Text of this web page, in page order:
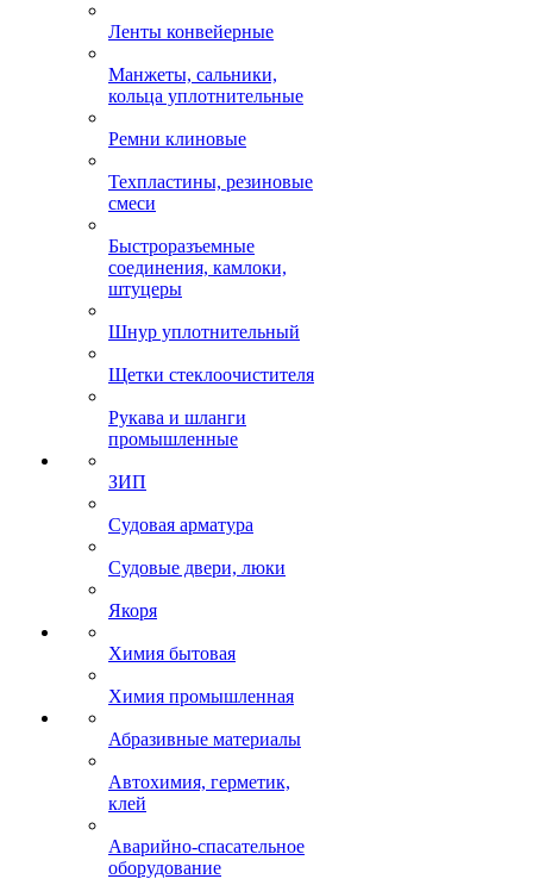
Ленты конвейерные
Манжеты, сальники,
кольца уплотнительные
Ремни клиновые
Техпластины, резиновые
смеси
Быстроразъемные
соединения, камлоки,
штуцеры
Шнур уплотнительный
Щетки стеклоочистителя
Рукава и шланги
промышленные
ЗИП
Судовая арматура
Судовые двери, люки
Якоря
Химия бытовая
Химия промышленная
Абразивные материалы
Автохимия, герметик,
клей
Аварийно-спасательное
оборудование